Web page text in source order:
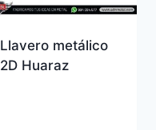
Llavero metálico
2D Huaraz